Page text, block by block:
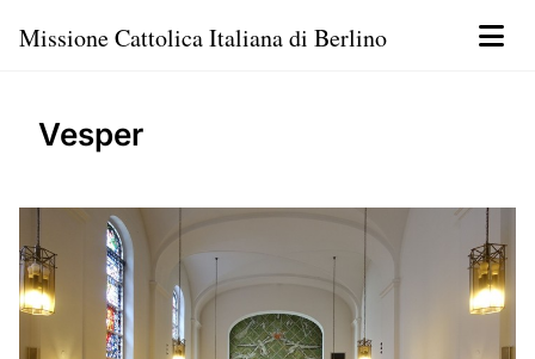
Missione Cattolica Italiana di Berlino
Vesper